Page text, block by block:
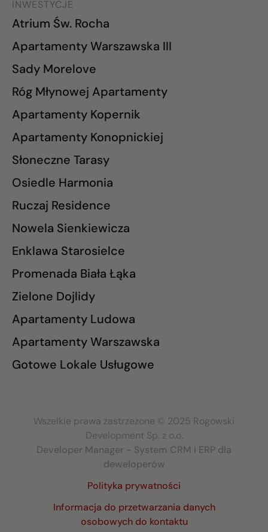
INWESTYCJE
Atrium Św. Rocha
Apartamenty Warszawska III
Sady Morelove
Róg Młynowej Apartamenty
Apartamenty Kopernik
Apartamenty Konopnickiej
Słoneczne Tarasy
Osiedle Harmonia
Ruczaj Residence
Nowela Sienkiewicza
Enklawa Starosielce
Promenada Biała Łąka
Zielone Dojlidy
Apartamenty Ludowa
Apartamenty Warszawska
Gotowe Lokale Usługowe
Wszelkie prawa zastrzeżone © 2025 Rogowski
Development Sp. z o.o.
Developer Manager - System CRM i ERP dla
deweloperów
Polityka prywatności
Informacja do przetwarzania danych
osobowych do kontaktu